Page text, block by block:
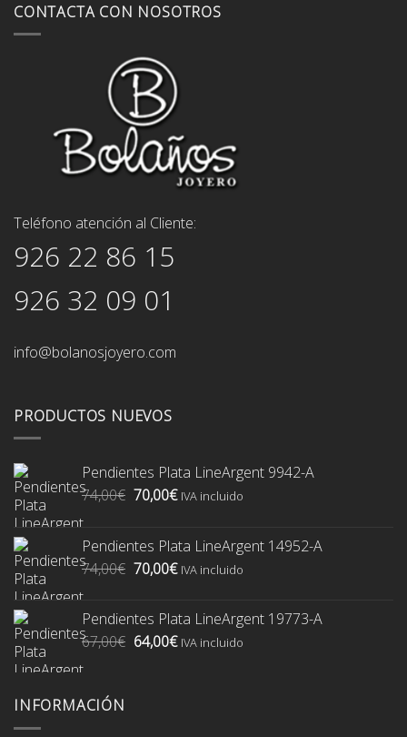
CONTACTA CON NOSOTROS
Teléfono atención al Cliente:
926 22 86 15
926 32 09 01
info@bolanosjoyero.com
PRODUCTOS NUEVOS
Pendientes Plata LineArgent 9942-A
74,00€ El
era:
74,00€.
70,00€El
es:
70,00€.
IVA incluido
Pendientes Plata LineArgent 14952-A
74,00€ El
era:
74,00€.
70,00€El
es:
70,00€.
IVA incluido
Pendientes Plata LineArgent 19773-A
67,00€ El
64,00€ElIVA incluido
INFORMACIÓN